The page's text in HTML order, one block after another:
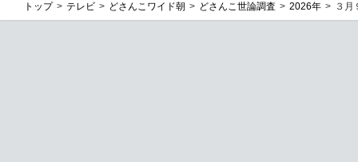
トップ テレビ どさんこワイド朝 どさんこ世論調査 2026年 ３月